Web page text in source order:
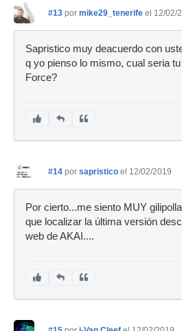
#13 por mike29_tenerife el 12/02/
Sapristico muy deacuerdo con
q yo pienso lo mismo, cual seria
Force?
#14 por sapristico el 12/02/2019
Por cierto...me siento MUY
que localizar la última versión
web de AKAI....